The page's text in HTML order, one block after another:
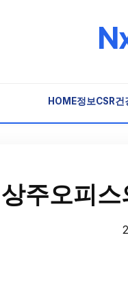
HOME정보CSR건
주오피